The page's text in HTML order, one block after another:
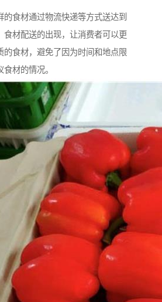
的食材通过物流快递等方式送达到
食材配送的出现，让消费者可以更
的食材，避免了因为时间和地点限
材的情况。